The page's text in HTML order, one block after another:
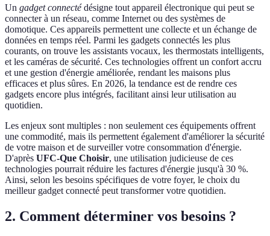
Un gadget connectédésigne tout appareil électronique qui peut se
connecter à un réseau, comme Internet ou des systèmes de
domotique. Ces appareils permettent une collecte et un échange de
données en temps réel. Parmi les gadgets connectés les plus
courants, on trouve les assistants vocaux, les thermostats intelligents,
et les caméras de sécurité. Ces technologies offrent un confort accru
et une gestion d'énergie améliorée, rendant les maisons plus
efficaces et plus sûres. En 2026, la tendance est de rendre ces
gadgets encore plus intégrés, facilitant ainsi leur utilisation au
quotidien.
Les enjeux sont multiples : non seulement ces équipements offrent
une commodité, mais ils permettent également d'améliorer la sécurité
de votre maison et de surveiller votre consommation d'énergie.
D'après UFC-Que Choisir, une utilisation judicieuse de ces
technologies pourrait réduire les factures d'énergie jusqu'à 30 %.
Ainsi, selon les besoins spécifiques de votre foyer, le choix du
meilleur gadget connecté peut transformer votre quotidien.
2. Comment déterminer vos besoins ?